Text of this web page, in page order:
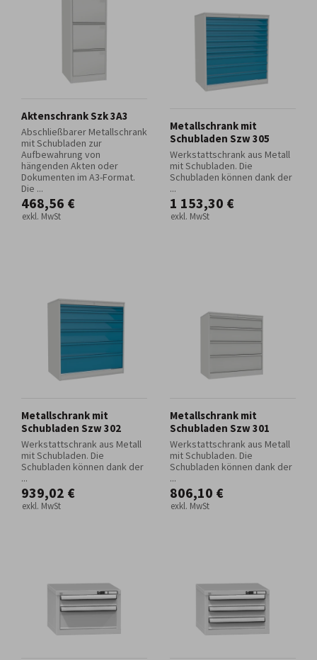
Aktenschrank Szk 3A3
Abschließbarer Metallschrank
mit Schubladen zur
Aufbewahrung von
hängenden Akten oder
Dokumenten im A3-Format.
Die ...
468,56 €
exkl. MwSt
Metallschrank mit
Schubladen Szw 305
Werkstattschrank aus Metall
mit Schubladen. Die
Schubladen können dank der
...
1 153,30 €
exkl. MwSt
Metallschrank mit
Schubladen Szw 302
Werkstattschrank aus Metall
mit Schubladen. Die
Schubladen können dank der
...
939,02 €
exkl. MwSt
Metallschrank mit
Schubladen Szw 301
Werkstattschrank aus Metall
mit Schubladen. Die
Schubladen können dank der
...
806,10 €
exkl. MwSt